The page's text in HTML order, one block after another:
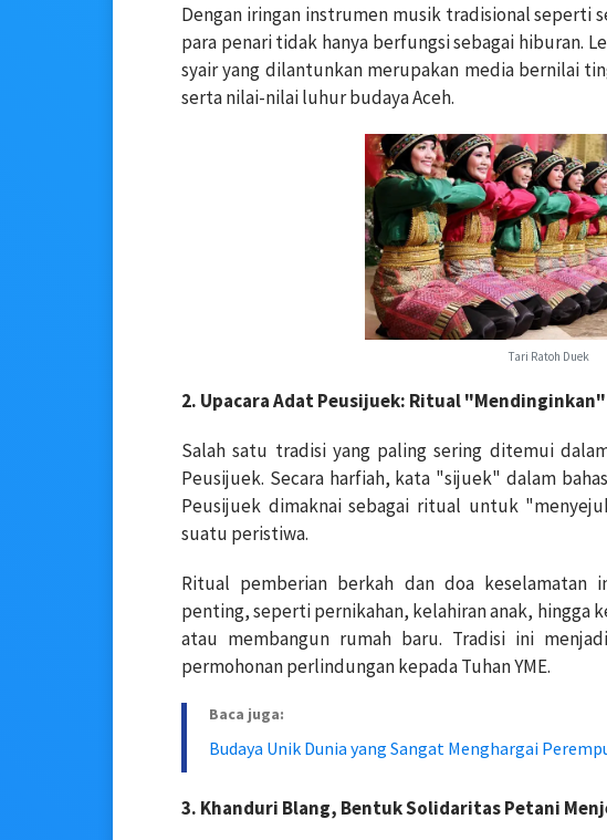
Dengan iringan instrumen musik tradisional seperti
para penari tidak hanya berfungsi sebagai hiburan.
syair yang dilantunkan merupakan media bernilai
serta nilai-nilai luhur budaya Aceh.
Tari Ratoh Duek
2. Upacara Adat Peusijuek: Ritual
Salah satu tradisi yang paling sering ditemui
Peusijuek. Secara harfiah, kata "sijuek" dalam
Peusijuek dimaknai sebagai ritual untuk
suatu peristiwa.
Ritual pemberian berkah dan doa keselamatan
penting, seperti pernikahan, kelahiran anak, hingga
atau membangun rumah baru. Tradisi ini
permohonan perlindungan kepada Tuhan YME.
Baca juga:
Budaya Unik Dunia yang Sangat Menghargai
3. Khanduri Blang, Bentuk Solidaritas Petani